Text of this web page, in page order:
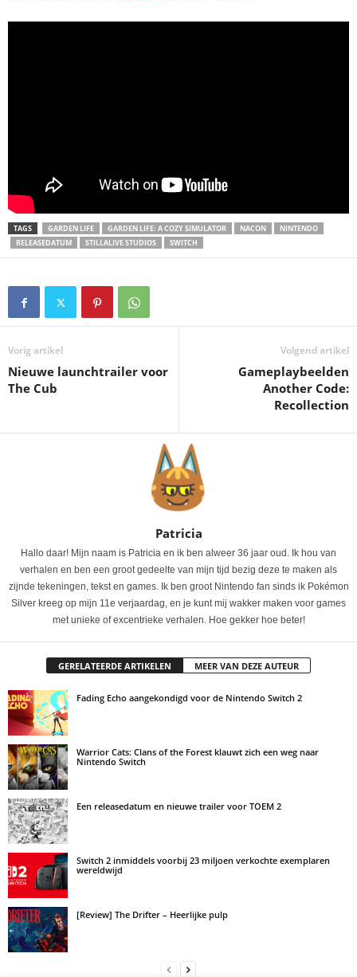
TAGS GARDEN LIFE GARDEN LIFE: A COZY SIMULATOR NACON
NINTENDO
RELEASEDATUM
STILLALIVE STUDIOS SWITCH
Vorig artikel
Nieuwe launchtrailer voor
The Cub
Volgend artikel
Gameplaybeelden
Another Code:
Recollection
Patricia
Hallo daar! Mijn naam is Patricia en ik ben alweer 36 jaar oud. Ik hou van
verhalen en ben een groot gedeelte van mijn tijd bezig deze te maken als
zijnde tekeningen, tekst en games. Ik ben groot Nintendo fan sinds ik Pokémon
Silver kreeg op mijn 11e verjaardag, en je kunt mij wakker maken voor games
met unieke of excentrieke verhalen. Hoe gekker hoe beter!
GERELATEERDE ARTIKELEN MEER VAN DEZE AUTEUR
Fading Echo aangekondigd voor de Nintendo Switch 2
Warrior Cats: Clans of the Forest klauwt zich een weg naar
Nintendo Switch
Een releasedatum en nieuwe trailer voor TOEM 2
Switch 2 inmiddels voorbij 23 miljoen verkochte exemplaren
wereldwijd
[Review] The Drifter – Heerlijke pulp